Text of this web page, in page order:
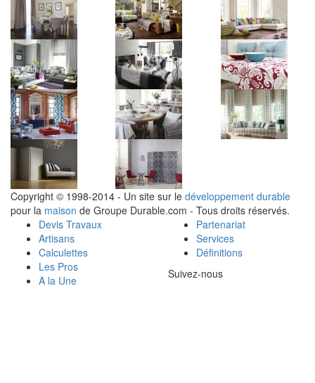
Copyright © 1998-2014 - Un site sur le développement durable
pour la maison de Groupe Durable.com - Tous droits réservés.
Devis Travaux
Artisans
Calculettes
Les Pros
A la Une
Partenariat
Services
Définitions
Suivez-nous